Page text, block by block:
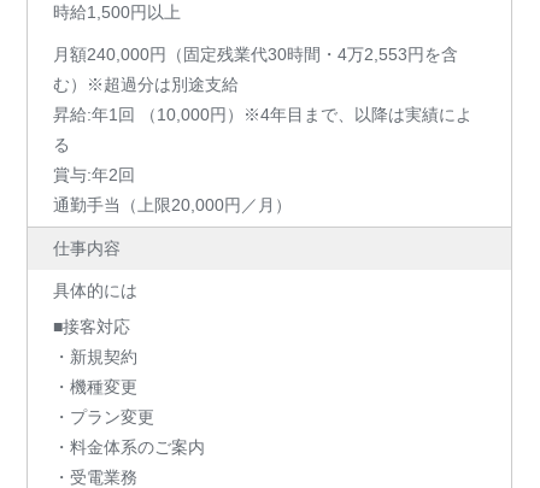
時給1,500円以上
月額240,000円（固定残業代30時間・4万2,553円を含
む）※超過分は別途支給
昇給:年1回 （10,000円）※4年目まで、以降は実績によ
る
賞与:年2回
通勤手当（上限20,000円／月）
仕事内容
具体的には
■接客対応
・新規契約
・機種変更
・プラン変更
・料金体系のご案内
・受電業務